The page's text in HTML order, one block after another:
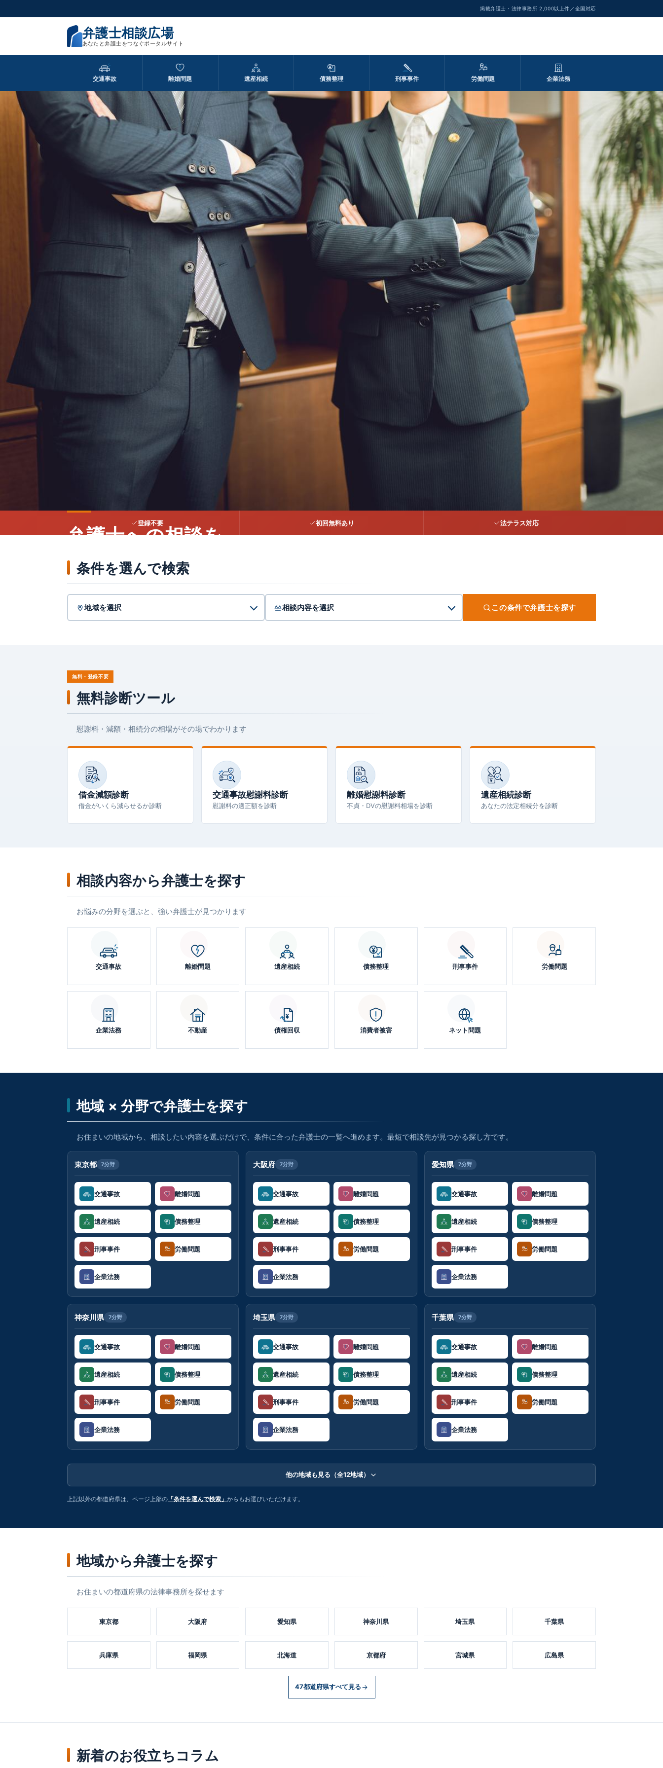
掲載弁護士・法律事務所 2,000以上件／全国対応
弁護士相談広場
あなたと弁護士をつなぐポータルサイト
交通事故 離婚問題 遺産相続 債務整理 刑事事件 労働問題 企業法務
弁護士への相談を、
もっと確かなものに。
地域と相談内容から検索できます。
登録不要 初回無料あり 法テラス対応
条件を選んで検索
この条件で弁護士を探す
無料・登録不要
無料診断ツール
慰謝料・減額・相続分の相場がその場でわかります
借金減額診断
借金がいくら減らせるか診断
交通事故慰謝料診断
慰謝料の適正額を診断
離婚慰謝料診断
不貞・DVの慰謝料相場を診断
遺産相続診断
あなたの法定相続分を診断
相談内容から弁護士を探す
お悩みの分野を選ぶと、強い弁護士が見つかります
交通事故 離婚問題 遺産相続 債務整理 刑事事件 労働問題
企業法務 不動産 債権回収 消費者被害 ネット問題
地域 × 分野で弁護士を探す
お住まいの地域から、相談したい内容を選ぶだけで、条件に合った弁護士の一覧へ進めます。最短で相談先が見つかる探し方です。
東京都 7分野
交通事故 離婚問題
遺産相続 債務整理
刑事事件 労働問題
企業法務
大阪府 7分野
交通事故 離婚問題
遺産相続 債務整理
刑事事件 労働問題
企業法務
愛知県 7分野
交通事故 離婚問題
遺産相続 債務整理
刑事事件 労働問題
企業法務
神奈川県 7分野
交通事故 離婚問題
遺産相続 債務整理
刑事事件 労働問題
企業法務
埼玉県 7分野
交通事故 離婚問題
遺産相続 債務整理
刑事事件 労働問題
企業法務
千葉県 7分野
交通事故 離婚問題
遺産相続 債務整理
刑事事件 労働問題
企業法務
他の地域も見る（全12地域）
上記以外の都道府県は、ページ上部の 「条件を選んで検索」 からもお選びいただけます。
地域から弁護士を探す
お住まいの都道府県の法律事務所を探せます
東京都 大阪府 愛知県 神奈川県 埼玉県 千葉県
兵庫県 福岡県 北海道 京都府 宮城県 広島県
47都道府県すべて見る
新着のお役立ちコラム